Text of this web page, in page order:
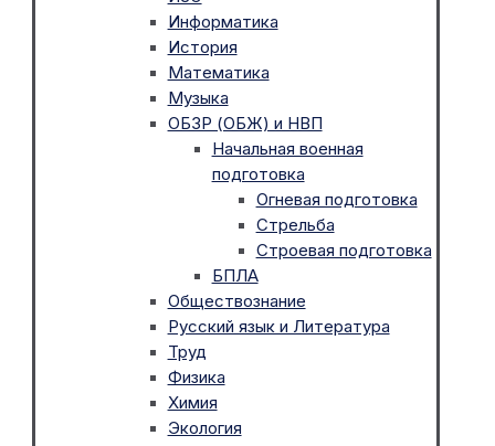
Информатика
История
Математика
Музыка
ОБЗР (ОБЖ) и НВП
Начальная военная
подготовка
Огневая подготовка
Стрельба
Строевая подготовка
БПЛА
Обществознание
Русский язык и Литература
Труд
Физика
Химия
Экология